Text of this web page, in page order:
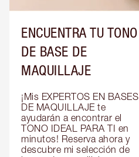
ENCUENTRA TU TONO
DE BASE DE
MAQUILLAJE
¡Mis EXPERTOS EN BASES
DE MAQUILLAJE te
ayudarán a encontrar el
TONO IDEAL PARA TI en
minutos! Reserva ahora y
descubre mi selección de